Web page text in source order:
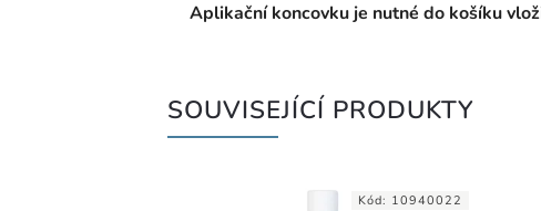
Aplikační koncovku je nutné do košíku
SOUVISEJÍCÍ PRODUKTY
Kód: 10940022